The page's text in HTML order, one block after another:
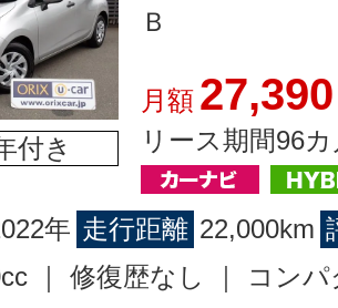
付き
Ｂ
月額 27,390
リース期間96
年 走行距離 22,000km
｜ 修復歴なし ｜ コン